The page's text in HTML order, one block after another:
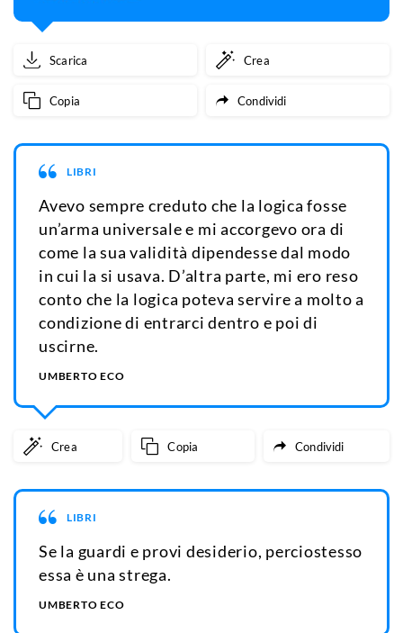
Scarica Crea
Copia Condividi
LIBRI
Avevo sempre creduto che la logica fosse
un’arma universale e mi accorgevo ora di
come la sua validità dipendesse dal modo
in cui la si usava. D’altra parte, mi ero reso
conto che la logica poteva servire a molto a
condizione di entrarci dentro e poi di
uscirne.
UMBERTO ECO
Crea Copia Condividi
LIBRI
Se la guardi e provi desiderio, perciostesso
essa è una strega.
UMBERTO ECO